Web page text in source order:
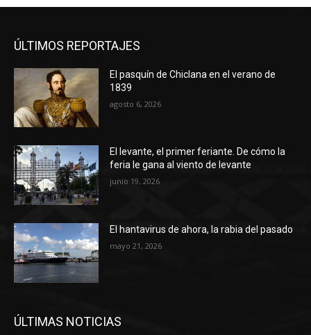
ÚLTIMOS REPORTAJES
El pasquín de Chiclana en el verano de
1839
agosto 6, 2026
El levante, el primer feriante. De cómo la
feria le gana al viento de levante
junio 19, 2026
El hantavirus de ahora, la rabia del pasado
mayo 21, 2026
ÚLTIMAS NOTICIAS